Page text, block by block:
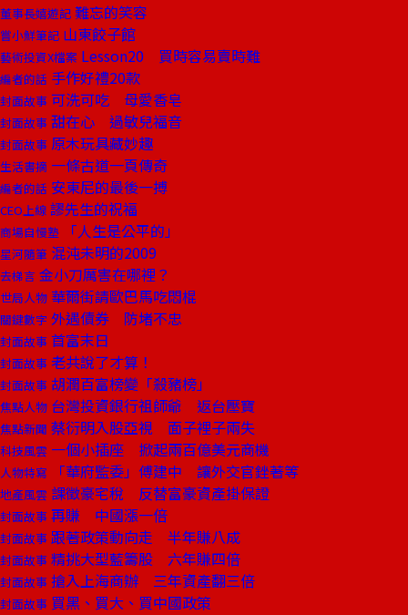
董事長嬉遊記 難忘的笑容
嘗小鮮筆記 山東餃子館
藝術投資X檔案 Lesson20 買時容易賣時難
編者的話 手作好禮20款
封面故事 可洗可吃 母愛香皂
封面故事 甜在心 過敏兒福音
封面故事 原木玩具藏妙趣
生活書摘 一條古道一頁傳奇
編者的話 安東尼的最後一搏
CEO上線 謬先生的祝福
商場自慢塾 「人生是公平的」
星河隨筆 混沌未明的2009
去梯言 金小刀厲害在哪裡？
世局人物 華爾街請歐巴馬吃悶棍
關鍵數字 外遇債券 防堵不忠
封面故事 首富末日
封面故事 老共說了才算！
封面故事 胡潤百富榜變「殺豬榜」
焦點人物 台灣投資銀行祖師爺 返台壓寶
焦點新聞 蔡衍明入股亞視 面子裡子兩失
科技風雲 一個小插座 掀起兩百億美元商機
人物特寫 「華府監委」傅建中 讓外交官銼著等
地產風雲 課徵豪宅稅 反替富豪資產掛保證
封面故事 再賺 中國漲一倍
封面故事 跟著政策動向走 半年賺八成
封面故事 精挑大型藍籌股 六年賺四倍
封面故事 搶入上海商辦 三年資產翻三倍
封面故事 買黑、買大、買中國政策